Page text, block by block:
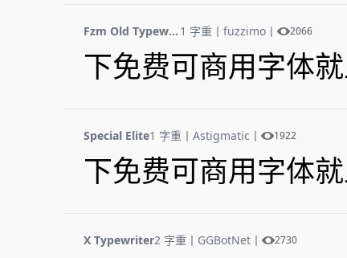
Fzm Old Typewriter 1 字重 丨 fuzzimo 丨 2066
下免费可商用字体
Special Elite1 字重 丨 Astigmatic 丨 1922
下免费可商用字体
X Typewriter2 字重 丨 GGBotNet 丨 2730